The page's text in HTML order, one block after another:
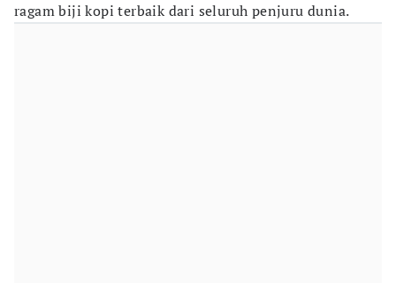
ragam biji kopi terbaik dari seluruh penjuru dunia.